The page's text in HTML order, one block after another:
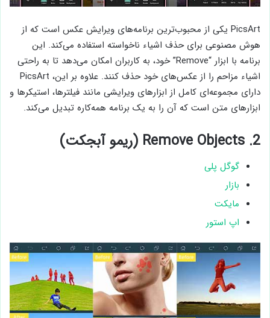
PicsArt یکی از محبوب‌ترین برنامه‌های ویرایش عکس است که از
هوش مصنوعی برای حذف اشیاء ناخواسته استفاده می‌کند. این
برنامه با ابزار “Remove” خود، به کاربران امکان می‌دهد تا به راحتی
اشیاء مزاحم را از عکس‌های خود حذف کنند. علاوه بر این، PicsArt
دارای مجموعه‌ای کامل از ابزارهای ویرایشی مانند فیلترها، استیکرها و
ابزارهای متن است که آن را به یک برنامه همه‌کاره تبدیل می‌کند.
2. Remove Objects (ریمو آبجکت)
گوگل پلی
بازار
مایکت
اپ استور